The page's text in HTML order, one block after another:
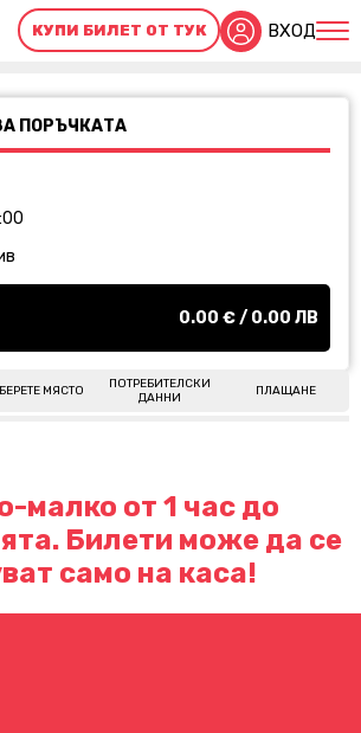
КУПИ БИЛЕТ ОТ ТУК ВХОД
ПОРЪЧКАТА
0.00 € / 0.00 ЛВ
МЯСТО
ПОТРЕБИТЕЛСКИ
ДАННИ
ПЛАЩАНЕ
малко от 1 час до
Билети може да се
само на каса!